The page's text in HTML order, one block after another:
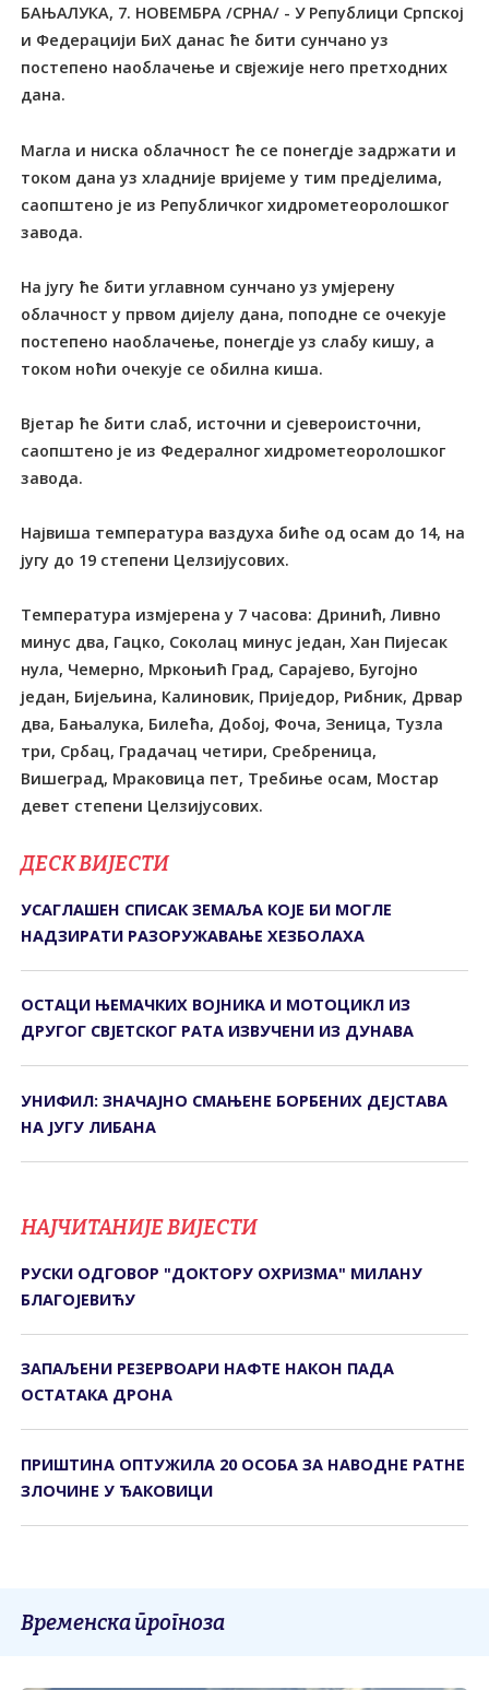
БАЊАЛУКА, 7. НОВЕМБРА /СРНА/ - У Републици Српској
и Федерацији БиХ данас ће бити сунчано уз
постепено наоблачење и свјежије него претходних
дана.
Магла и ниска облачност ће се понегдје задржати и
током дана уз хладније вријеме у тим предјелима,
саопштено је из Републичког хидрометеоролошког
завода.
На југу ће бити углавном сунчано уз умјерену
облачност у првом дијелу дана, поподне се очекује
постепено наоблачење, понегдје уз слабу кишу, а
током ноћи очекује се обилна киша.
Вјетар ће бити слаб, источни и сјевероисточни,
саопштено је из Федералног хидрометеоролошког
завода.
Највиша температура ваздуха биће од осам до 14, на
југу до 19 степени Целзијусових.
Температура измјерена у 7 часова: Дринић, Ливно
минус два, Гацко, Соколац минус један, Хан Пијесак
нула, Чемерно, Мркоњић Град, Сарајево, Бугојно
један, Бијељина, Калиновик, Приједор, Рибник, Дрвар
два, Бањалука, Билећа, Добој, Фоча, Зеница, Тузла
три, Србац, Градачац четири, Сребреница,
Вишеград, Мраковица пет, Требиње осам, Мостар
девет степени Целзијусових.
ДЕСК ВИЈЕСТИ
УСАГЛАШЕН СПИСАК ЗЕМАЉА КОЈЕ БИ МОГЛЕ
НАДЗИРАТИ РАЗОРУЖАВАЊЕ ХЕЗБОЛАХА
ОСТАЦИ ЊЕМАЧКИХ ВОЈНИКА И МОТОЦИКЛ ИЗ
ДРУГОГ СВЈЕТСКОГ РАТА ИЗВУЧЕНИ ИЗ ДУНАВА
УНИФИЛ: ЗНАЧАЈНО СМАЊЕНЕ БОРБЕНИХ ДЕЈСТАВА
НА ЈУГУ ЛИБАНА
НАЈЧИТАНИЈЕ ВИЈЕСТИ
РУСКИ ОДГОВОР "ДОКТОРУ ОХРИЗМА" МИЛАНУ
БЛАГОЈЕВИЋУ
ЗАПАЉЕНИ РЕЗЕРВОАРИ НАФТЕ НАКОН ПАДА
ОСТАТАКА ДРОНА
ПРИШТИНА ОПТУЖИЛА 20 ОСОБА ЗА НАВОДНЕ РАТНЕ
ЗЛОЧИНЕ У ЂАКОВИЦИ
Временска прогноза